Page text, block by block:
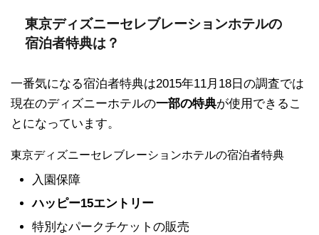
東京ディズニーセレブレーションホテルの
宿泊者特典は？
一番気になる宿泊者特典は2015年11月18日の調査では
現在のディズニーホテルの一部の特典が使用できるこ
とになっています。
東京ディズニーセレブレーションホテルの宿泊者特典
入園保障
ハッピー15エントリー
特別なパークチケットの販売